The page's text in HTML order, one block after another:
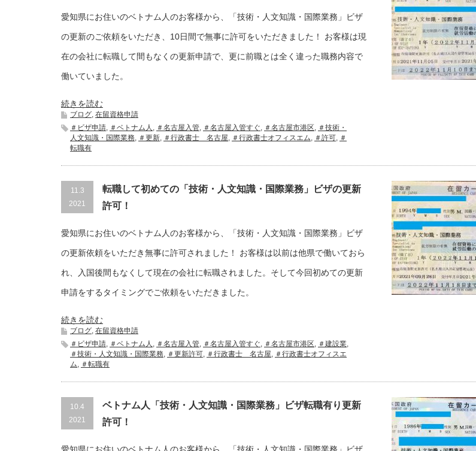
愛知県にお住いのベトナム人のお客様から、「技術・人文知識・国際業務」ビザ
の更新のご依頼をいただき、10日間で無事に許可をいただきました！ お客様は現
在の会社に転職して間もなくの更新申請で、更に前職とは全く違った職務内容で
働いていました。
続きを読む
ブログ, 在留資格申請
＃ビザ申請, ＃ベトナム人 , ＃名古屋入管, ＃名古屋入管すぐ, ＃名古屋市港区, ＃技術・
人文知識・国際業務, ＃更新, ＃行政書士 名古屋, ＃行政書士オフィスエム, ＃許可, ＃
転職有
11.3
2021
転職して初めての「技術・人文知識・国際業務」ビザの更新
許可！
愛知県にお住いのベトナム人のお客様から、「技術・人文知識・国際業務」ビザ
の更新依頼をいただき無事に許可されました！ お客様は以前は他県で働いておら
れ、入国後間もなくして現在の会社に転職されました。そして今回初めての更新
申請をするタイミングでご依頼をいただきました。
続きを読む
ブログ, 在留資格申請
＃ビザ申請, ＃ベトナム人 , ＃名古屋入管, ＃名古屋入管すぐ, ＃名古屋市港区, ＃建設業,
＃技術・人文知識・国際業務, ＃更新許可, ＃行政書士 名古屋, ＃行政書士オフィスエ
ム, ＃転職有
10.4
2021
ベトナム人「技術・人文知識・国際業務」ビザ転職有り更新
許可！